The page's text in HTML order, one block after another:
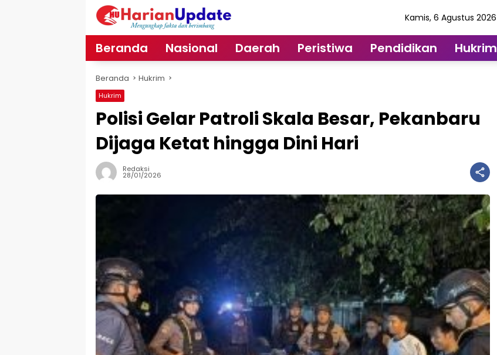
Kamis, 6 Agustus 2026
Beranda Nasional Daerah Peristiwa Pendidikan Hukrim
Beranda Hukrim
Hukrim
Polisi Gelar Patroli Skala Besar, Pekanbaru
Dijaga Ketat hingga Dini Hari
Redaksi
28/01/2026